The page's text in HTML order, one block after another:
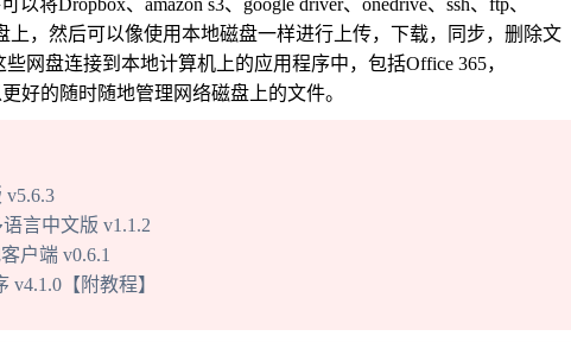
将Dropbox、amazon s3、google driver、onedrive、ssh、ftp、
上，然后可以像使用本地磁盘一样进行上传，下载，同步，删除文
网盘连接到本地计算机上的应用程序中，包括Office 365，
好的随时随地管理网络磁盘上的文件。
v5.6.3
言中文版 v1.1.2
户端 v0.6.1
v4.1.0【附教程】